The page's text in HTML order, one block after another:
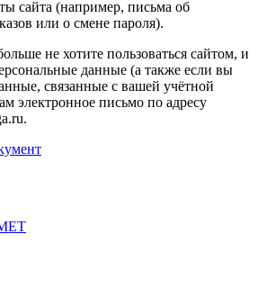
сайта (например, письма об
или о смене пароля).
не хотите пользоваться сайтом, и
данные (а также если вы
связанные с вашей учётной
электронное письмо по адресу
МЕТ